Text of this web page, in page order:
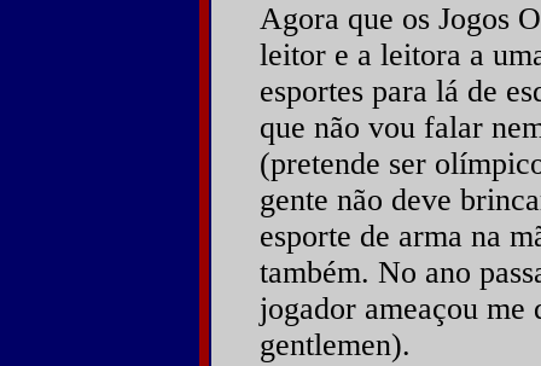
Agora que os Jogos
leitor e a leitora a
esportes para lá de
que não vou falar
(pretende ser
gente não deve
esporte de arma na
também. No ano
jogador ameaçou
gentlemen).